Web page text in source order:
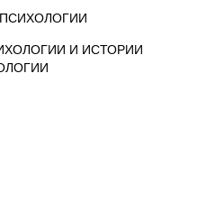
И ИСТОРИИ